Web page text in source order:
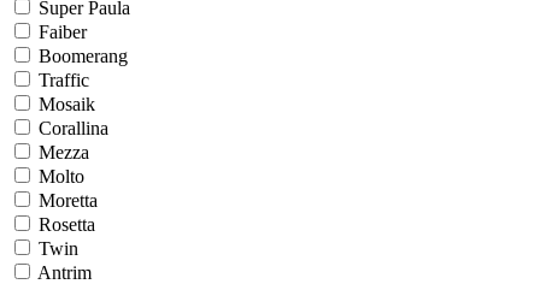
Super Paula
Faiber
Boomerang
Traffic
Mosaik
Corallina
Mezza
Molto
Moretta
Rosetta
Twin
Antrim